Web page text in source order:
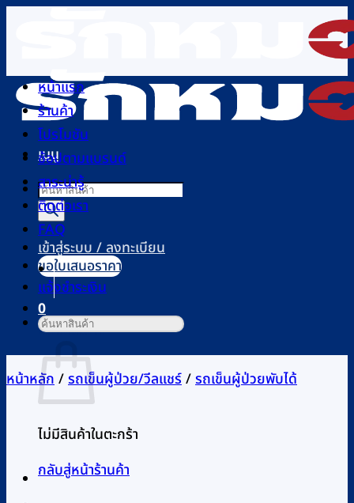
เนื้อหา
เมนู
Products
search
เข้าสู่ระบบ / ลงทะเบียน
0
ตะกร้าสินค้า
ไม่มีสินค้าในตะกร้า
กลับสู่หน้าร้านค้า
หน้าแรก
ร้านค้า
โปรโมชัน
ช้อปตามแบรนด์
สาระน่ารู้
ติดต่อเรา
FAQ
ขอใบเสนอราคา
แจ้งชำระเงิน
ค้นหา:
หน้าหลัก/รถเข็นผู้ป่วย/วีลแชร์/รถเข็นผู้ป่วยพับได้